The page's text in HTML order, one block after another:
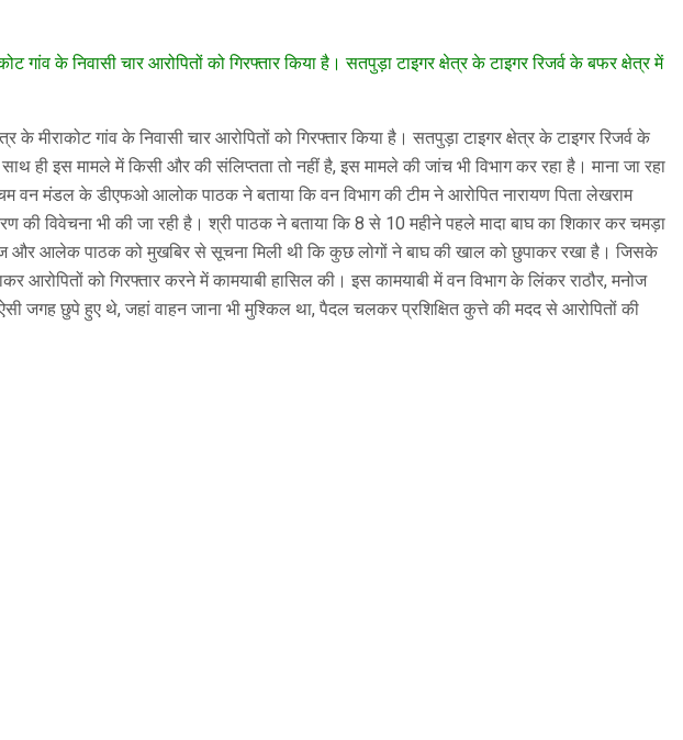
के निवासी चार आरोपितों को गिरफ्तार किया है। सतपुड़ा टाइगर क्षेत्र के टाइगर रिजर्व के बफर क्षेत्र में
मीराकोट गांव के निवासी चार आरोपितों को गिरफ्तार किया है। सतपुड़ा टाइगर क्षेत्र के टाइगर रिजर्व के
ही इस मामले में किसी और की संलिप्तता तो नहीं है, इस मामले की जांच भी विभाग कर रहा है। माना जा रहा
वन मंडल के डीएफओ आलोक पाठक ने बताया कि वन विभाग की टीम ने आरोपित नारायण पिता लेखराम
की विवेचना भी की जा रही है। श्री पाठक ने बताया कि 8 से 10 महीने पहले मादा बाघ का शिकार कर चमड़ा
और आलेक पाठक को मुखबिर से सूचना मिली थी कि कुछ लोगों ने बाघ की खाल को छुपाकर रखा है। जिसके
आरोपितों को गिरफ्तार करने में कामयाबी हासिल की। इस कामयाबी में वन विभाग के लिंकर राठौर, मनोज
जगह छुपे हुए थे, जहां वाहन जाना भी मुश्किल था, पैदल चलकर प्रशिक्षित कुत्ते की मदद से आरोपितों की